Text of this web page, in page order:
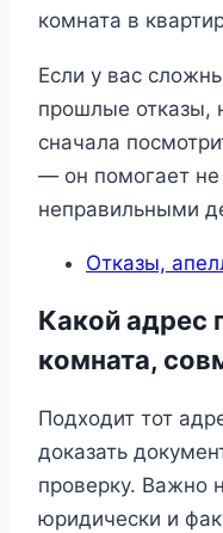
комната в
Если у вас
прошлые отказы,
сначала
— он помогает не
неправильными
Отказы,
Какой адрес
комната,
Подходит тот
доказать
проверку. Важно
юридически и